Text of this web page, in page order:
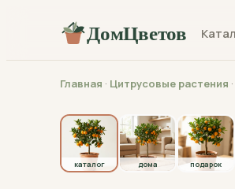
ДомЦветов
Главная · Цитрусовые растения ·
каталог
каталог дома подарок